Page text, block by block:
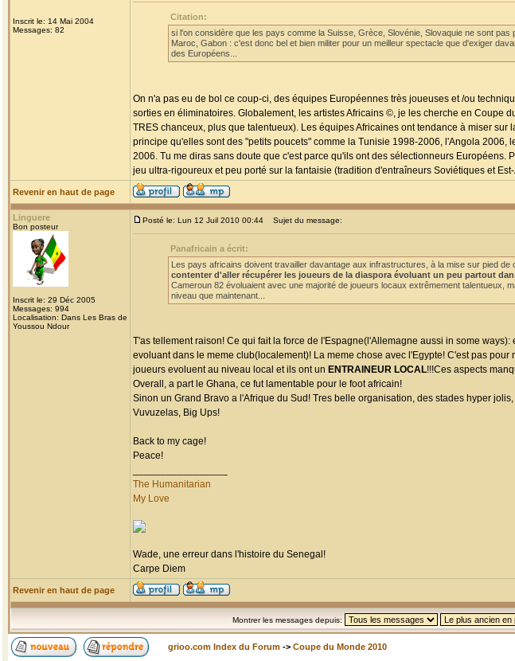
Inscrit le: 14 Mai 2004
Messages: 82
Citation:
si l'on considère que les pays comme la Suisse, Grèce, Slovénie, Slovaquie ne sont pas
Maroc, Gabon : c'est donc bel et bien militer pour un meilleur spectacle que d'exiger
des Européens...
On n'a pas eu de bol ce coup-ci, des équipes Européennes très joueuses et /ou
sorties en éliminatoires. Globalement, les artistes Africains ©, je les cherche en Coupe
TRES chanceux, plus que talentueux). Les équipes Africaines ont tendance à miser
principe qu'elles sont des "petits poucets" comme la Tunisie 1998-2006, l'Angola
2006. Tu me diras sans doute que c'est parce qu'ils ont des sélectionneurs Européens.
jeu ultra-rigoureux et peu porté sur la fantaisie (tradition d'entraîneurs Soviétiques et
Revenir en haut de page
Linguere
Bon posteur
Inscrit le: 29 Déc 2005
Messages: 994
Localisation: Dans Les Bras de
Youssou Ndour
Posté le: Lun 12 Juil 2010 00:44 Sujet du message:
Panafricain a écrit:
Les pays africains doivent travailler davantage aux infrastructures, à la mise sur pied de
contenter d'aller récupérer les joueurs de la diaspora évoluant un peu partout
Cameroun 82 évoluaient avec une majorité de joueurs locaux extrêmement talentueux,
niveau que maintenant...
T'as tellement raison! Ce qui fait la force de l'Espagne(l'Allemagne aussi in some
evoluant dans le meme club(localement)! La meme chose avec l'Egypte! C'est pas
joueurs evoluent au niveau local et ils ont un ENTRAINEUR LOCAL!!!Ces aspects
Overall, a part le Ghana, ce fut lamentable pour le foot africain!
Sinon un Grand Bravo a l'Afrique du Sud! Tres belle organisation, des stades hyper
Vuvuzelas, Big Ups!
Back to my cage!
Peace!
The Humanitarian
My Love
Wade, une erreur dans l'histoire du Senegal!
Carpe Diem
Revenir en haut de page
Montrer les messages depuis:
grioo.com Index du Forum -> Coupe du Monde 2010